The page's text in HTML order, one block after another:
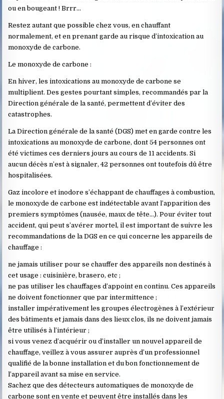
ou en bougeant ! Brrr…
Restez autant que possible chez vous, en chauffant
normalement, et en prenant garde au risque d’intoxication au
monoxyde de carbone.
Le monoxyde de carbone :
En hiver, les intoxications au monoxyde de carbone se
multiplient. Des gestes pourtant simples, recommandés par la
Direction générale de la santé, permettent d’éviter des
catastrophes.
La Direction générale de la santé (DGS) met en garde contre les
intoxications au monoxyde de carbone, dont 54 personnes ont
été victimes ces derniers jours au cours de 11 accidents. Si
aucun décès n’est à signaler, 42 personnes ont toutefois dû être
hospitalisées.
Gaz incolore et inodore s’échappant de chauffages à combustion,
le monoxyde de carbone est indétectable avant l’apparition des
premiers symptômes (nausée, maux de tête…). Pour éviter tout
accident, qui peut s’avérer mortel, il est important de suivre les
recommandations de la DGS en ce qui concerne les appareils de
chauffage :
ne jamais utiliser pour se chauffer des appareils non destinés à
cet usage : cuisinière, brasero, etc ;
ne pas utiliser les chauffages d’appoint en continu. Ces appareils
ne doivent fonctionner que par intermittence ;
installer impérativement les groupes électrogènes à l’extérieur
des bâtiments et jamais dans des lieux clos, ils ne doivent jamais
être utilisés à l’intérieur ;
si vous venez d’acquérir ou d’installer un nouvel appareil de
chauffage, veillez à vous assurer auprès d’un professionnel
qualifié de la bonne installation et du bon fonctionnement de
l’appareil avant sa mise en service.
Sachez que des détecteurs automatiques de monoxyde de
carbone sont en vente et peuvent être installés dans les